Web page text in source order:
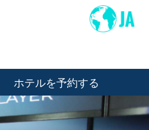
ホテルを予約する